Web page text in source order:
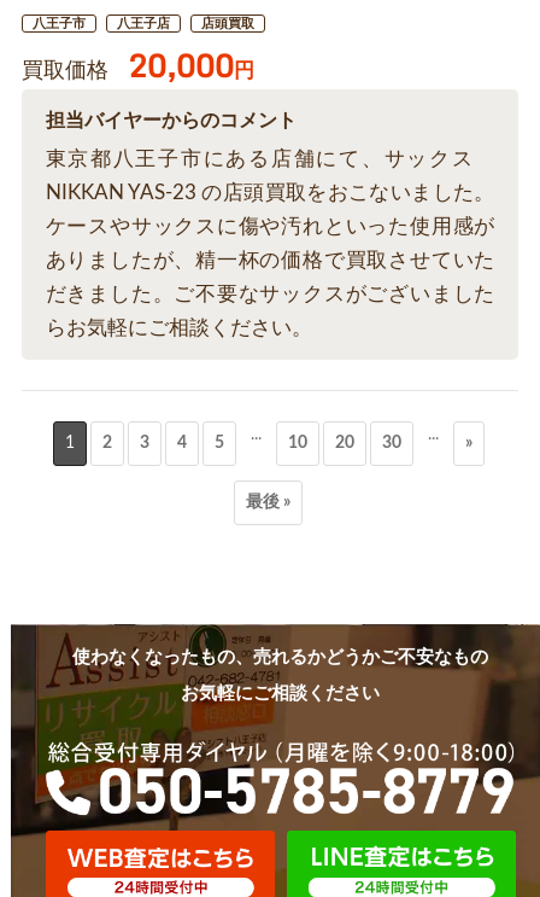
八王子市 八王子店 店頭買取
買取価格 20,000円
担当バイヤーからのコメント
東京都八王子市にある店舗にて、サックス
NIKKAN YAS-23 の店頭買取をおこないました。
ケースやサックスに傷や汚れといった使用感が
ありましたが、精一杯の価格で買取させていた
だきました。ご不要なサックスがございました
らお気軽にご相談ください。
1 2 3 4 5 ... 10 20 30 ... »
最後 »
使わなくなったもの、売れるかどうかご不安なもの
お気軽にご相談ください